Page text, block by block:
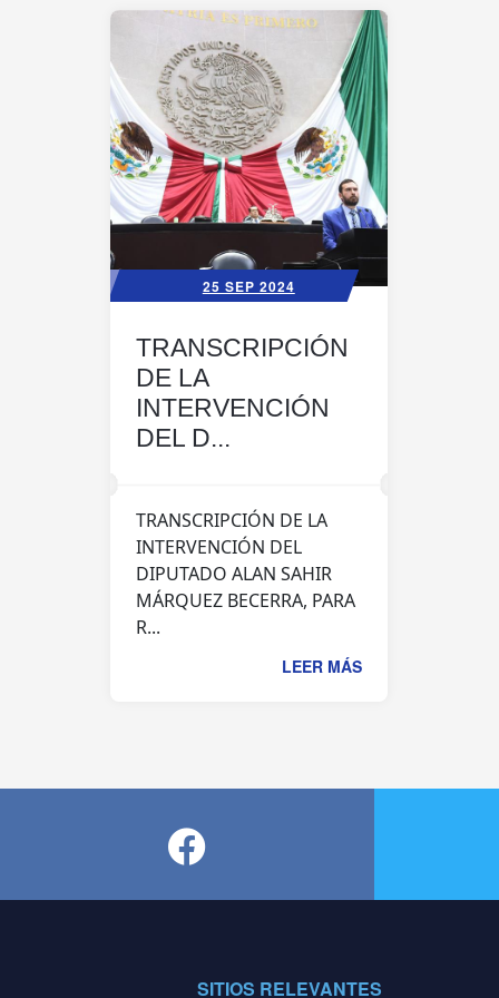
25 SEP 2024
TRANSCRIPCIÓN
DE LA
INTERVENCIÓN
DEL D...
TRANSCRIPCIÓN DE LA
INTERVENCIÓN DEL
DIPUTADO ALAN SAHIR
MÁRQUEZ BECERRA, PARA
R...
LEER MÁS
SITIOS RELEVANTES